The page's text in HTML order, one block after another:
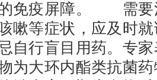
免疫屏障。 需要
嗽等症状，应及时
自行盲目用药。专
为大环内酯类抗菌